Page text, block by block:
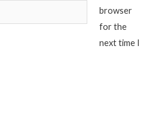
browser
for the
next time I